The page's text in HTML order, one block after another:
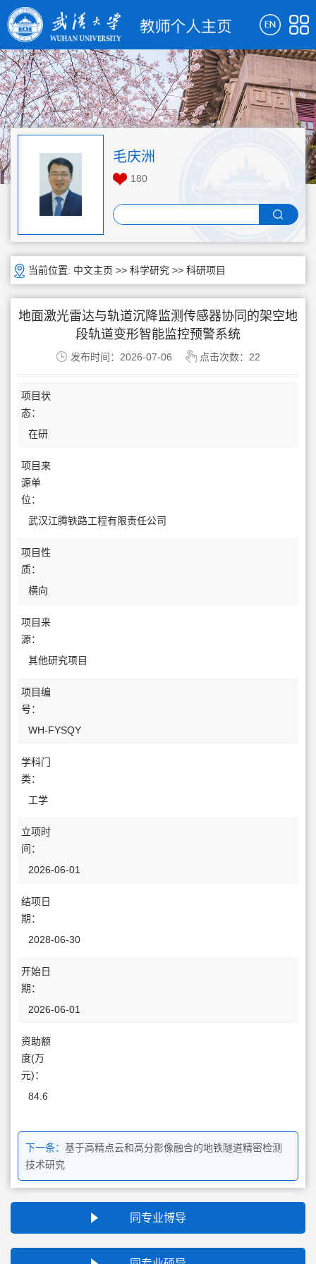
毛庆洲
180
当前位置: 中文主页 >> 科学研究 >> 科研项目
地面激光雷达与轨道沉降监测传感器协同的架空地
段轨道变形智能监控预警系统
发布时间：2026-07-06 点击次数： 22
项目状
态：
在研
项目来
源单
位：
武汉江腾铁路工程有限责任公司
项目性
质：
横向
项目来
源：
其他研究项目
项目编
号：
WH-FYSQY
学科门
类：
工学
立项时
间：
2026-06-01
结项日
期：
2028-06-30
开始日
期：
2026-06-01
资助额
度(万
元)：
84.6
下一条： 基于高精点云和高分影像融合的地铁隧道精密检测
技术研究
同专业博导